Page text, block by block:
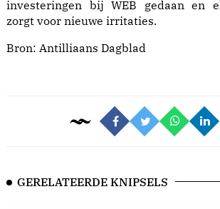
investeringen bij WEB gedaan en
zorgt voor nieuwe irritaties.
Bron: Antilliaans Dagblad
GERELATEERDE KNIPSELS